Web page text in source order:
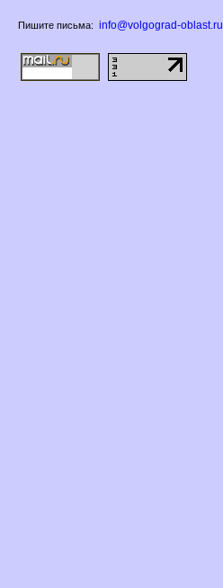
Пишите письма: info@volgograd-oblast.ru